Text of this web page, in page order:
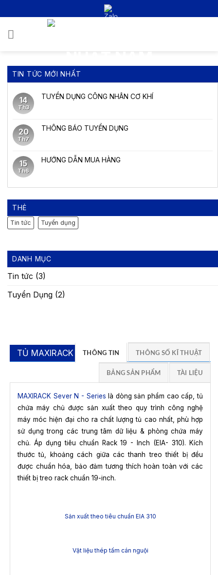
qua
nội
dung
TIN TỨC MỚI NHẤT
14
Th3
TUYỂN DỤNG CÔNG NHÂN CƠ KHÍ
20
Th7
THÔNG BÁO TUYỂN DỤNG
15
Th6
HƯỚNG DẪN MUA HÀNG
THẺ
Tin tức Tuyển dụng
DANH MỤC
Tin tức (3)
Tuyển Dụng (2)
TỦ MAXIRACK N THÔNG TIN THÔNG SỐ KĨ THUẬT
BẢNG SẢN PHẨM TÀI LIỆU
MAXIRACK Sever N - Series là dòng sản phẩm cao cấp, tủ
chứa máy chủ được sản xuất theo quy trình công nghệ
máy móc hiện đại cho ra chất lượng tủ cao nhất, phù hợp
sử dụng trong các trung tâm dữ liệu & phòng chứa máy
chủ. Áp dụng tiêu chuẩn Rack 19 - Inch (EIA- 310). Kích
thước tủ, khoảng cách giữa các thanh treo thiết bị đều
được chuẩn hóa, bảo đảm tương thích hoàn toàn với các
thiết bị treo rack chuẩn 19-inch.
Sản xuất theo tiêu chuẩn EIA 310
Vật liệu thép tấm cán nguội